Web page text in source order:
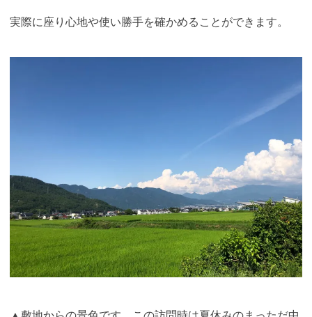
実際に座り心地や使い勝手を確かめることができます。